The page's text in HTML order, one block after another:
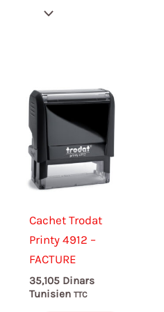
Cachet Trodat
Printy 4912 –
FACTURE
35,105 Dinars
Tunisien TTC